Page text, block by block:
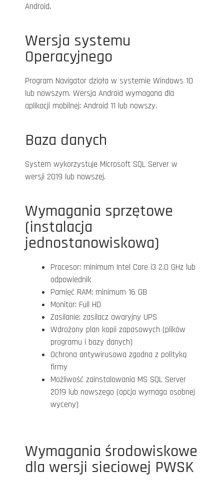
Android.
Wersja systemu
Operacyjnego
Program Navigator działa w systemie Windows 10
lub nowszym. Wersja Android wymagana dla
aplikacji mobilnej: Android 11 lub nowszy.
Baza danych
System wykorzystuje Microsoft SQL Server w
wersji 2019 lub nowszej.
Wymagania sprzętowe
(instalacja
jednostanowiskowa)
Procesor: minimum Intel Core i3 2.0 GHz lub
odpowiednik
Pamięć RAM: minimum 16 GB
Monitor: Full HD
Zasilanie: zasilacz awaryjny UPS
Wdrożony plan kopii zapasowych (plików
programu i bazy danych)
Ochrona antywirusowa zgodna z polityką
firmy
Możliwość zainstalowania MS SQL Server
2019 lub nowszego (opcja wymaga osobnej
wyceny)
Wymagania środowiskowe
dla wersji sieciowej PWSK